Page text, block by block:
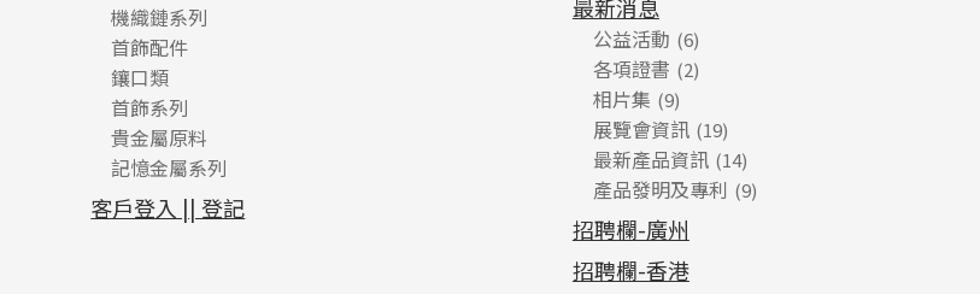
足金配件
機織鏈系列
珠仔鏈
镶口链
管狀網鏈
十字車花鏈系列
十字閃O鏈系列
十字錘打鏈系列
側身車花鏈系列
首飾配件
耳環類配件
卷迫系列
螺絲迫系列
梅花迫系列
平臺迫系列
綫拍系列
鏈類配件
動感車花吊墜
調節珠系列
生圈扣系列
龍蝦扣系列
其他類配件
珠盤系列
袖口鈕系列
焊片及鐳射綫
珠類配件
無孔光身珠
空心光身珠
鑲口類
四爪頭系列
六爪頭系列
車花片
動感車花片
鑲口戒指
首飾系列
手镯系列
戒指系列
空心耳環
空心车花管首饰链
貴金屬原料
千足金
記憶金屬系列
記憶戒指
拉簧珠珠手鏈
客戶登入 || 登記
最新消息
公益活動 (6)
各項證書 (2)
相片集 (9)
展覽會資訊 (19)
最新產品資訊 (14)
產品發明及專利 (9)
招聘欄-廣州
招聘欄-香港